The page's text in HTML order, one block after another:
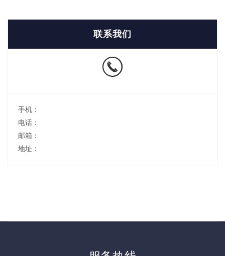
联系我们
手机：
电话：
邮箱：
地址：